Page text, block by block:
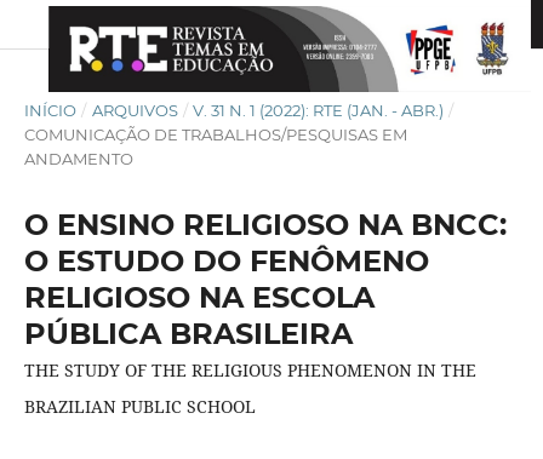
INÍCIO / ARQUIVOS / V. 31 N. 1 (2022): RTE (JAN. - ABR.) /
COMUNICAÇÃO DE TRABALHOS/PESQUISAS EM
ANDAMENTO
O ENSINO RELIGIOSO NA BNCC:
O ESTUDO DO FENÔMENO
RELIGIOSO NA ESCOLA
PÚBLICA BRASILEIRA
THE STUDY OF THE RELIGIOUS PHENOMENON IN THE
BRAZILIAN PUBLIC SCHOOL